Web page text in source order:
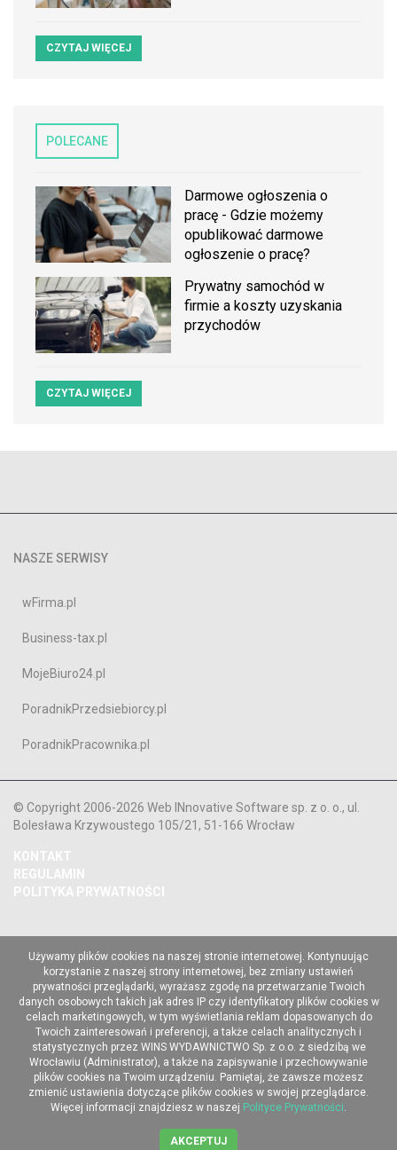
CZYTAJ WIĘCEJ
POLECANE
Darmowe ogłoszenia o
pracę - Gdzie możemy
opublikować darmowe
ogłoszenie o pracę?
Prywatny samochód w
firmie a koszty uzyskania
przychodów
CZYTAJ WIĘCEJ
NASZE SERWISY
wFirma.pl
Business-tax.pl
MojeBiuro24.pl
PoradnikPrzedsiebiorcy.pl
PoradnikPracownika.pl
© Copyright 2006-2026 Web INnovative Software sp. z o. o., ul.
Bolesława Krzywoustego 105/21, 51-166 Wrocław
KONTAKT
REGULAMIN
POLITYKA PRYWATNOŚCI
Używamy plików cookies na naszej stronie internetowej. Kontynuując
korzystanie z naszej strony internetowej, bez zmiany ustawień
prywatności przeglądarki, wyrażasz zgodę na przetwarzanie Twoich
danych osobowych takich jak adres IP czy identyfikatory plików cookies w
celach marketingowych, w tym wyświetlania reklam dopasowanych do
Twoich zainteresowań i preferencji, a także celach analitycznych i
statystycznych przez WINS WYDAWNICTWO Sp. z o.o. z siedzibą we
Wrocławiu (Administrator), a także na zapisywanie i przechowywanie
plików cookies na Twoim urządzeniu. Pamiętaj, że zawsze możesz
zmienić ustawienia dotyczące plików cookies w swojej przeglądarce.
Więcej informacji znajdziesz w naszej Polityce Prywatności.
AKCEPTUJ